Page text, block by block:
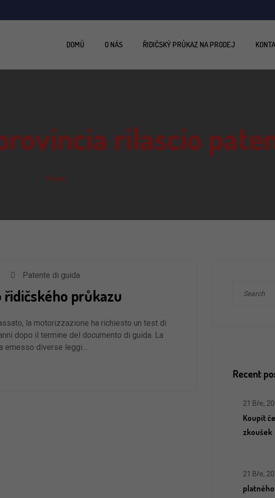
DOMŮ O NÁS ŘIDIČSKÝ PRŮKAZ NA PRODEJ
rilascio
Home
Patente di guida
průkazu
la motorizzazione ha richiesto un test di
dopo il termine del documento di guida. La
emesso diverse leggi…
Recent
21 Bře,
Koupit
zkoušek
21 Bře,